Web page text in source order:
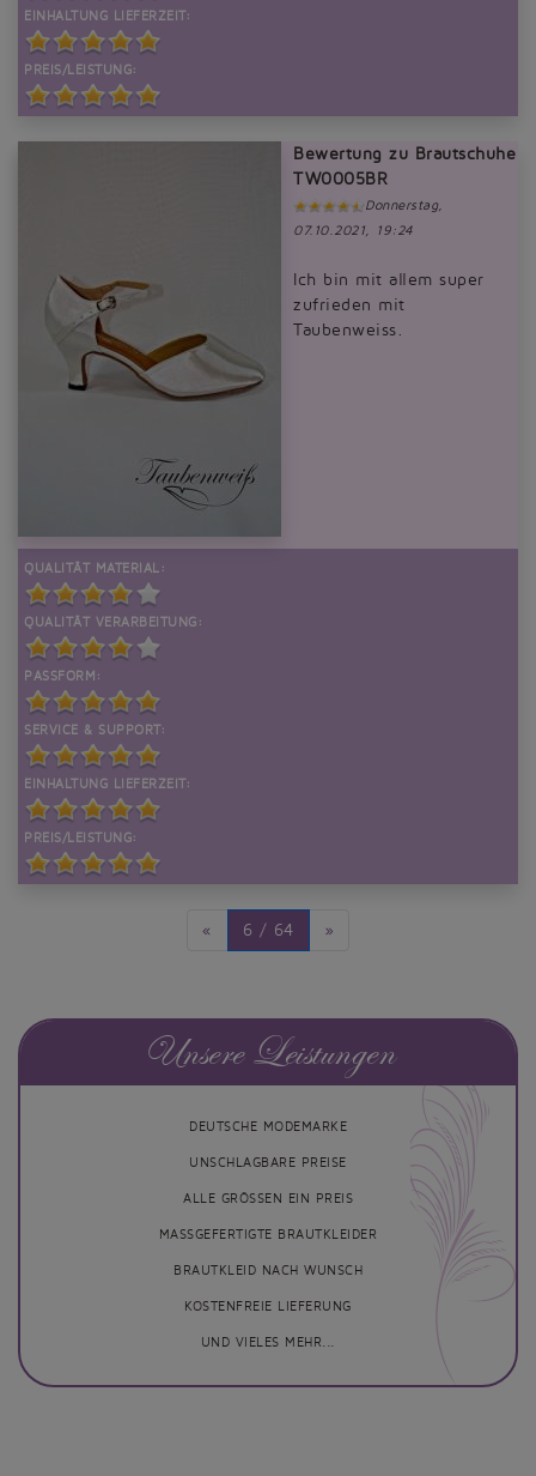
EINHALTUNG LIEFERZEIT:
PREIS/LEISTUNG:
Bewertung zu Brautschuhe
TW0005BR
Donnerstag,
07.10.2021, 19:24
Ich bin mit allem super
zufrieden mit
Taubenweiss.
QUALITÄT MATERIAL:
QUALITÄT VERARBEITUNG:
PASSFORM:
SERVICE & SUPPORT:
EINHALTUNG LIEFERZEIT:
PREIS/LEISTUNG:
« 6 / 64 »
Unsere Leistungen
DEUTSCHE MODEMARKE
UNSCHLAGBARE PREISE
ALLE GRÖSSEN EIN PREIS
MASSGEFERTIGTE BRAUTKLEIDER
BRAUTKLEID NACH WUNSCH
KOSTENFREIE LIEFERUNG
UND VIELES MEHR...